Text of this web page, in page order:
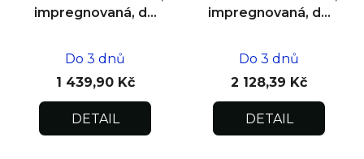
impregnovaná, do
Do 3 dnů
1 439,90 Kč
DETAIL
impregnovaná, do
Do 3 dnů
2 128,39 Kč
DETAIL